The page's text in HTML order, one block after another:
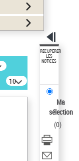
10
résultats/page
RÉCUPÉRER
LES
NOTICES
Ma
sélection
(0)